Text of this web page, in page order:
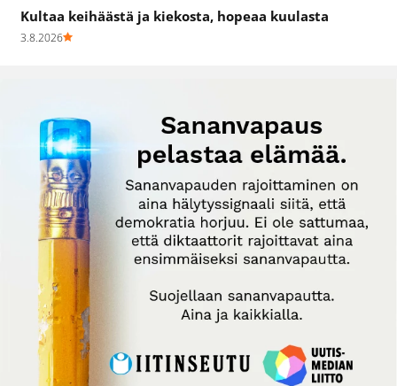
Kultaa keihäästä ja kiekosta, hopeaa kuulasta
3.8.2026